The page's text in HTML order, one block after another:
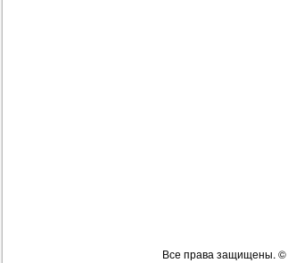
Все права защищены. ©